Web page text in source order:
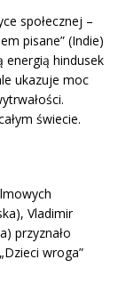
społecznej –
pisane” (Indie)
energią hindusek
ukazuje moc
świecie.
Vladimir
przyznało
wroga”